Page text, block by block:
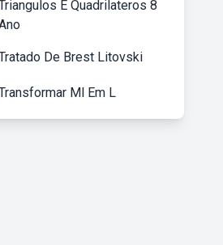
E Quadrilateros 8
De Brest Litovski
Ml Em L